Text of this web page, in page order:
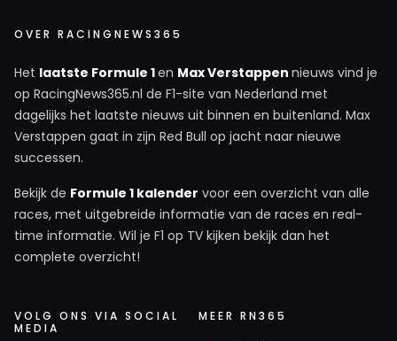
OVER RACINGNEWS365
Het laatste Formule 1en Max Verstappen nieuws vind je
op RacingNews365.nl de F1-site van Nederland met
dagelijks het laatste nieuws uit binnen en buitenland. Max
Verstappen gaat in zijn Red Bull op jacht naar nieuwe
successen.
Bekijk de Formule 1 kalender voor een overzicht van alle
races, met uitgebreide informatie van de races en real-
time informatie. Wil je F1 op TV kijken bekijk dan het
complete overzicht!
VOLG ONS VIA SOCIAL
MEDIA
MEER RN365